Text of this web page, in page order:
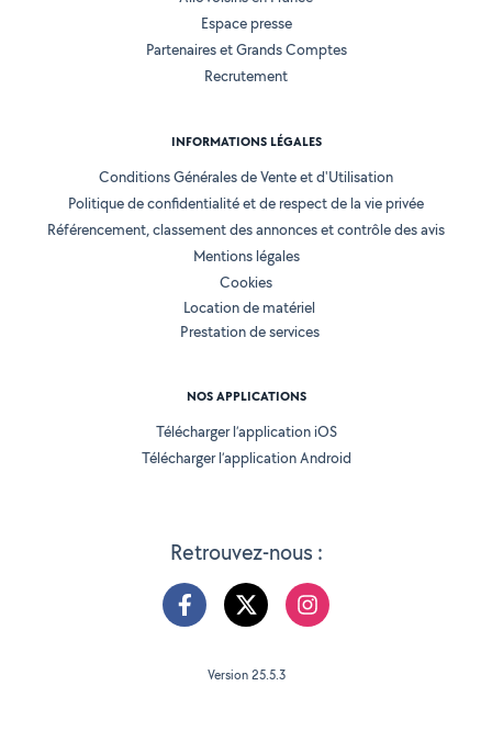
Retrouvez-nous :
Espace presse
Partenaires et Grands Comptes
Recrutement
INFORMATIONS LÉGALES
Conditions Générales de Vente et d'Utilisation
Politique de confidentialité et de respect de la vie privée
Référencement, classement des annonces et contrôle des avis
Mentions légales
Cookies
Location de matériel
Prestation de services
NOS APPLICATIONS
Télécharger l’application iOS
Télécharger l’application Android
Version 25.5.3